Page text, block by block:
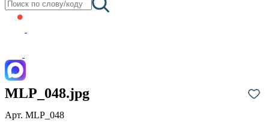
MLP_048.jpg
Арт. MLP_048